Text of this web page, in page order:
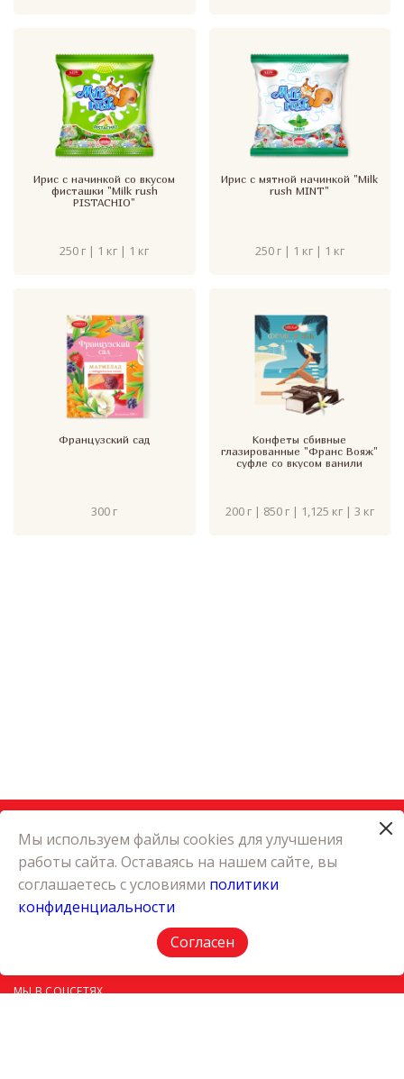
Ирис с начинкой со вкусом
фисташки "Milk rush
PISTACHIO"
250 г | 1 кг | 1 кг
Ирис с мятной начинкой "Milk
rush MINT"
250 г | 1 кг | 1 кг
Французский сад
300 г
Конфеты сбивные
глазированные "Франс Вояж"
суфле со вкусом ванили
200 г | 850 г | 1,125 кг | 3 кг
КАТАЛОГ
КАРЬЕРА
О КОМПАНИИ
ПОЛИТИКА КОНФИДЕНЦИАЛЬНОСТИ
МЫ В СОЦСЕТЯХ
Мы используем файлы cookies для улучшения
работы сайта. Оставаясь на нашем сайте, вы
соглашаетесь с условиями политики
конфиденциальности
Согласен